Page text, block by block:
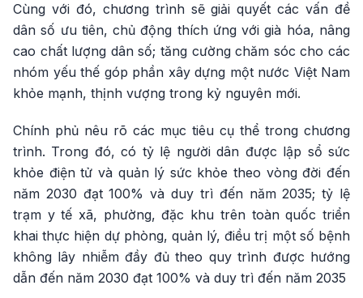
Cùng với đó, chương trình sẽ giải quyết các vấn đề
dân số ưu tiên, chủ động thích ứng với già hóa, nâng
cao chất lượng dân số; tăng cường chăm sóc cho các
nhóm yếu thế góp phần xây dựng một nước Việt Nam
khỏe mạnh, thịnh vượng trong kỷ nguyên mới.
Chính phủ nêu rõ các mục tiêu cụ thể trong chương
trình. Trong đó, có tỷ lệ người dân được lập sổ sức
khỏe điện tử và quản lý sức khỏe theo vòng đời đến
năm 2030 đạt 100% và duy trì đến năm 2035; tỷ lệ
trạm y tế xã, phường, đặc khu trên toàn quốc triển
khai thực hiện dự phòng, quản lý, điều trị một số bệnh
không lây nhiễm đầy đủ theo quy trình được hướng
dẫn đến năm 2030 đạt 100% và duy trì đến năm 2035